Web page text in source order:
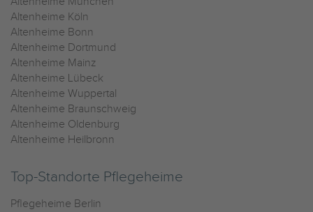
Altenheime Köln
Altenheime Bonn
Altenheime Dortmund
Altenheime Mainz
Altenheime Lübeck
Altenheime Wuppertal
Altenheime Braunschweig
Altenheime Oldenburg
Altenheime Heilbronn
Top-Standorte Pflegeheime
Pflegeheime Berlin